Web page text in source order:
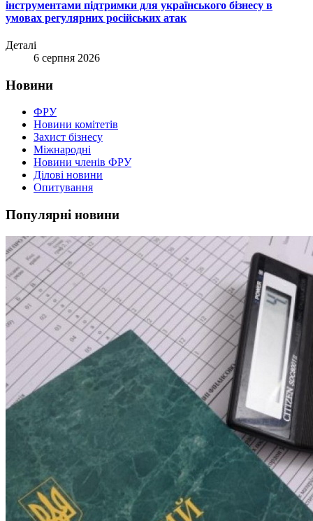
інструментами підтримки для українського бізнесу в
умовах регулярних російських атак
Деталі
6 серпня 2026
Новини
ФРУ
Новини комітетів
Захист бізнесу
Міжнародні
Новини членів ФРУ
Ділові новини
Опитування
Популярні новини